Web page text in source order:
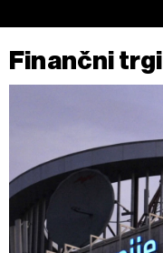
Finančni trgi